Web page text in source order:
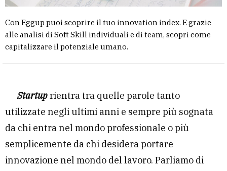
Con Eggup puoi scoprire il tuo innovation index. E grazie
alle analisi di Soft Skill individuali e di team, scopri come
capitalizzare il potenziale umano.
Startuprientra tra quelle parole tanto
utilizzate negli ultimi anni e sempre più sognata
da chi entra nel mondo professionale o più
semplicemente da chi desidera portare
innovazione nel mondo del lavoro. Parliamo di